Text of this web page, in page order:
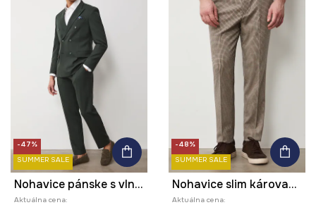
-47%
SUMMER SALE
Nohavice pánske s vlnou
Aktuálna cena:
-48%
SUMMER SALE
Nohavice slim károvaný
Aktuálna cena: